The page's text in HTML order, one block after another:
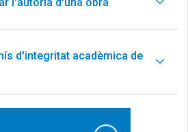
d'integritat acadèmica de